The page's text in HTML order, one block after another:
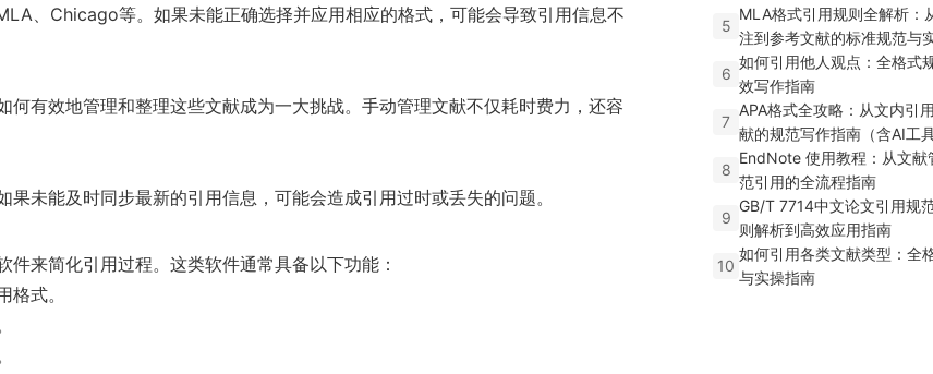
、Chicago等。如果未能正确选择并应用相应的格式，可能会导致引用信息不
有效地管理和整理这些文献成为一大挑战。手动管理文献不仅耗时费力，还容
未能及时同步最新的引用信息，可能会造成引用过时或丢失的问题。
来简化引用过程。这类软件通常具备以下功能：
式。
5
MLA格式引用规则全解析：
注到参考文献的标准规范与
6
如何引用他人观点：全格式
效写作指南
7
APA格式全攻略：从文内引
献的规范写作指南（含AI工
8
EndNote 使用教程：从文献
范引用的全流程指南
9
GB/T 7714中文论文引用规
则解析到高效应用指南
10
如何引用各类文献类型：全
与实操指南